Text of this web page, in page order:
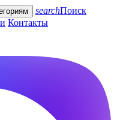
searchПоиск
Контакты